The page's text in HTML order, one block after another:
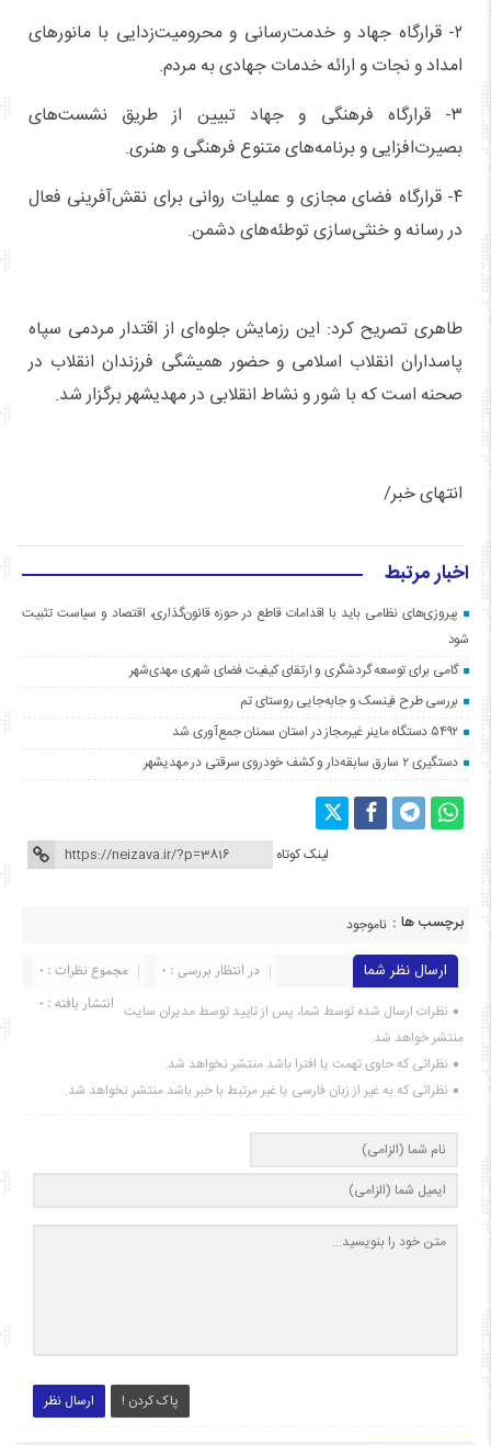
۲- قرارگاه جهاد و خدمت‌رسانی و محرومیت‌زدایی با مانورهای
امداد و نجات و ارائه خدمات جهادی به مردم.
۳- قرارگاه فرهنگی و جهاد تبیین از طریق نشست‌های
بصیرت‌افزایی و برنامه‌های متنوع فرهنگی و هنری.
۴- قرارگاه فضای مجازی و عملیات روانی برای نقش‌آفرینی فعال
در رسانه و خنثی‌سازی توطئه‌های دشمن.
طاهری تصریح کرد: این رزمایش جلوه‌ای از اقتدار مردمی سپاه
پاسداران انقلاب اسلامی و حضور همیشگی فرزندان انقلاب در
صحنه است که با شور و نشاط انقلابی در مهدیشهر برگزار شد.
انتهای خبر/
اخبار مرتبط
پیروزی‌های نظامی باید با اقدامات قاطع در حوزه قانون‌گذاری، اقتصاد و سیاست تثبیت
شود
گامی برای توسعه گردشگری و ارتقای کیفیت فضای شهری مهدی‌شهر
بررسی طرح فینسک و جابه‌جایی روستای تم
۵۴۹۲ دستگاه ماینر غیرمجاز در استان سمنان جمع‌آوری شد
دستگیری ۲ سارق سابقه‌دار و کشف خودروی سرقتی در مهدیشهر
لینک کوتاه
برچسب ها : ناموجود
ارسال نظر شما مجموع نظرات : 0
در انتظار بررسی : 0
انتشار یافته : ۰ نظرات ارسال شده توسط شما، پس از تایید توسط مدیران سایت
منتشر خواهد شد.
نظراتی که حاوی تهمت یا افترا باشد منتشر نخواهد شد.
نظراتی که به غیر از زبان فارسی یا غیر مرتبط با خبر باشد منتشر نخواهد شد.
ارسال نظر پاک کردن !